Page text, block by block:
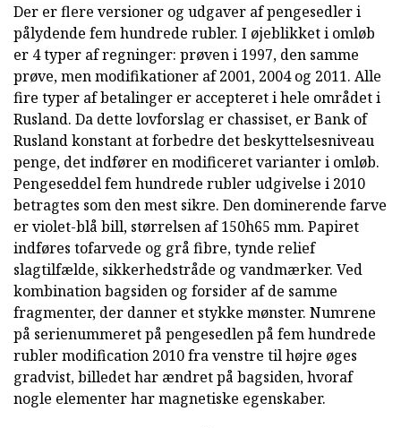
Der er flere versioner og udgaver af pengesedler i
pålydende fem hundrede rubler. I øjeblikket i omløb
er 4 typer af regninger: prøven i 1997, den samme
prøve, men modifikationer af 2001, 2004 og 2011. Alle
fire typer af betalinger er accepteret i hele området i
Rusland. Da dette lovforslag er chassiset, er Bank of
Rusland konstant at forbedre det beskyttelsesniveau
penge, det indfører en modificeret varianter i omløb.
Pengeseddel fem hundrede rubler udgivelse i 2010
betragtes som den mest sikre. Den dominerende farve
er violet-blå bill, størrelsen af 150h65 mm. Papiret
indføres tofarvede og grå fibre, tynde relief
slagtilfælde, sikkerhedstråde og vandmærker. Ved
kombination bagsiden og forsider af de samme
fragmenter, der danner et stykke mønster. Numrene
på serienummeret på pengesedlen på fem hundrede
rubler modification 2010 fra venstre til højre øges
gradvist, billedet har ændret på bagsiden, hvoraf
nogle elementer har magnetiske egenskaber.